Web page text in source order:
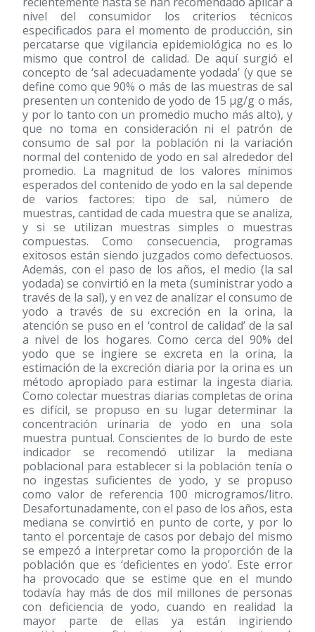
nivel del consumidor los criterios técnicos
especificados para el momento de producción, sin
percatarse que vigilancia epidemiológica no es lo
mismo que control de calidad. De aquí surgió el
concepto de ‘sal adecuadamente yodada’ (y que se
define como que 90% o más de las muestras de sal
presenten un contenido de yodo de 15 μg/g o más,
y por lo tanto con un promedio mucho más alto), y
que no toma en consideración ni el patrón de
consumo de sal por la población ni la variación
normal del contenido de yodo en sal alrededor del
promedio. La magnitud de los valores mínimos
esperados del contenido de yodo en la sal depende
de varios factores: tipo de sal, número de
muestras, cantidad de cada muestra que se analiza,
y si se utilizan muestras simples o muestras
compuestas. Como consecuencia, programas
exitosos están siendo juzgados como defectuosos.
Además, con el paso de los años, el medio (la sal
yodada) se convirtió en la meta (suministrar yodo a
través de la sal), y en vez de analizar el consumo de
yodo a través de su excreción en la orina, la
atención se puso en el ‘control de calidad’ de la sal
a nivel de los hogares. Como cerca del 90% del
yodo que se ingiere se excreta en la orina, la
estimación de la excreción diaria por la orina es un
método apropiado para estimar la ingesta diaria.
Como colectar muestras diarias completas de orina
es difícil, se propuso en su lugar determinar la
concentración urinaria de yodo en una sola
muestra puntual. Conscientes de lo burdo de este
indicador se recomendó utilizar la mediana
poblacional para establecer si la población tenía o
no ingestas suficientes de yodo, y se propuso
como valor de referencia 100 microgramos/litro.
Desafortunadamente, con el paso de los años, esta
mediana se convirtió en punto de corte, y por lo
tanto el porcentaje de casos por debajo del mismo
se empezó a interpretar como la proporción de la
población que es ‘deficientes en yodo’. Este error
ha provocado que se estime que en el mundo
todavía hay más de dos mil millones de personas
con deficiencia de yodo, cuando en realidad la
mayor parte de ellas ya están ingiriendo